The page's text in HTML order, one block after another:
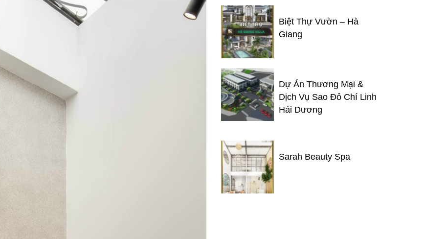
Biệt Thự Vườn – Hà
Giang
Dự Án Thương Mại &
Dịch Vụ Sao Đỏ Chí Linh
Hải Dương
Sarah Beauty Spa